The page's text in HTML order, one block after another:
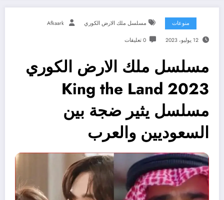
منوعات مسلسل ملك الارض الكوري Afkaark
12 يوليو، 2023 0 تعليقات
مسلسل ملك الارض الكوري
2023 King the Land
مسلسل يثير ضجة بين
السعوديين والعرب